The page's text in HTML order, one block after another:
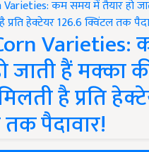
जाती हैं मक्का
है प्रति
पैदावार!